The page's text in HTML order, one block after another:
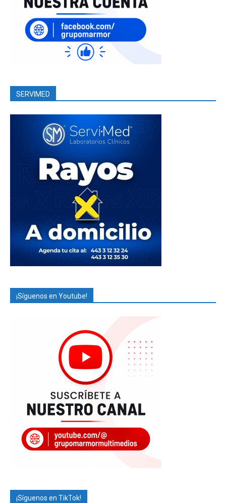
SERVIMED
¡Síguenos en Youtube!
¡Síguenos en TikTok!